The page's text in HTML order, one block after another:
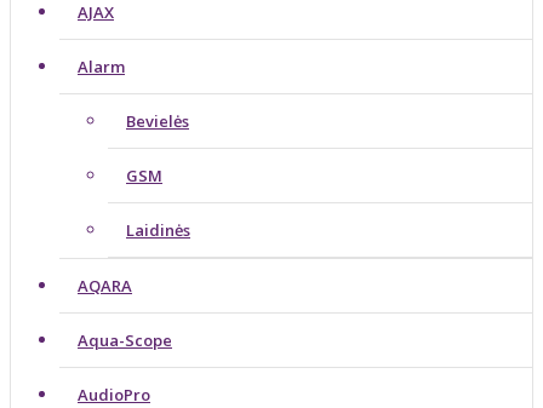
AJAX
Alarm
Bevielės
GSM
Laidinės
AQARA
Aqua-Scope
AudioPro